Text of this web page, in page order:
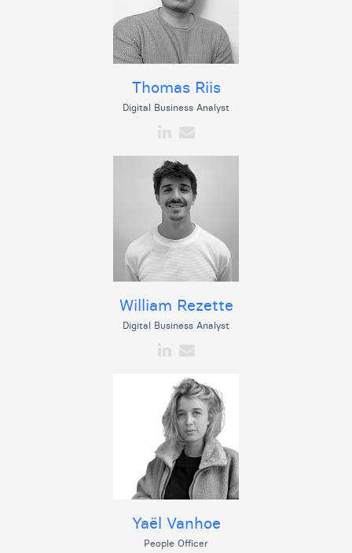
Thomas Riis
Digital Business Analyst
William Rezette
Digital Business Analyst
Yaël Vanhoe
People Officer